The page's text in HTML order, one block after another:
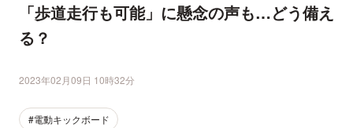
「歩道走行も可能」に懸念の声も…どう備え
る？
2023年02月09日 10時32分
#電動キックボード